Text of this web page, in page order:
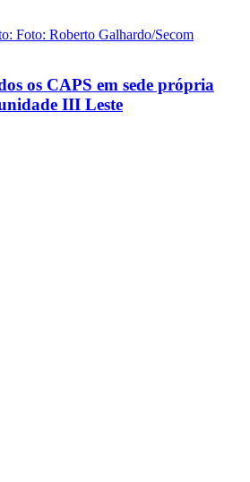
os CAPS em sede própria
III Leste